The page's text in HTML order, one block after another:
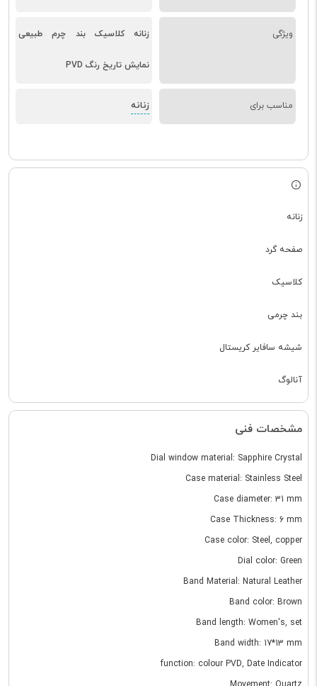
ویژگی زنانه کلاسیک بند چرم طبیعی
نمایش تاریخ رنگ PVD
مناسب برای زنانه
زنانه
صفحه گرد
کلاسیک
بند چرمی
شیشه سافایر کریستال
آنالوگ
مشخصات فنی
Dial window material: Sapphire Crystal
Case material: Stainless Steel
Case diameter: 31 mm
Case Thickness: 6 mm
Case color: Steel, copper
Dial color: Green
Band Material: Natural Leather
Band color: Brown
Band length: Women's, set
Band width: 17*13 mm
function: colour PVD, Date Indicator